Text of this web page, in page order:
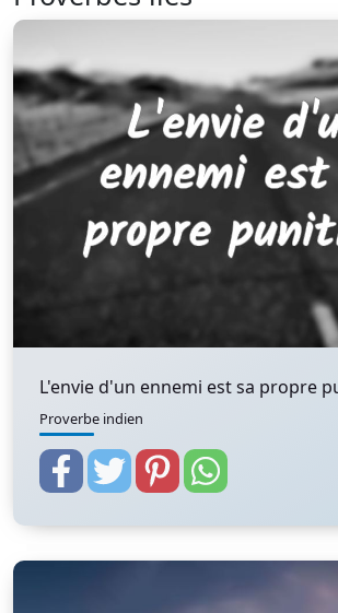
L'envie d'un ennemi est sa propre
Proverbe indien